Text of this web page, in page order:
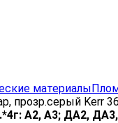
материалы
прозр.серый Kerr
А2, А3; ДА2,